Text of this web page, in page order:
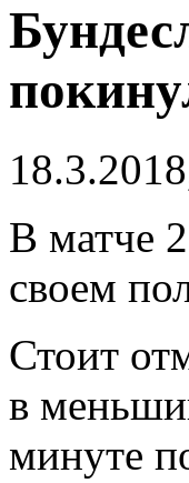
В матче
своем
Стоит
в
минуте